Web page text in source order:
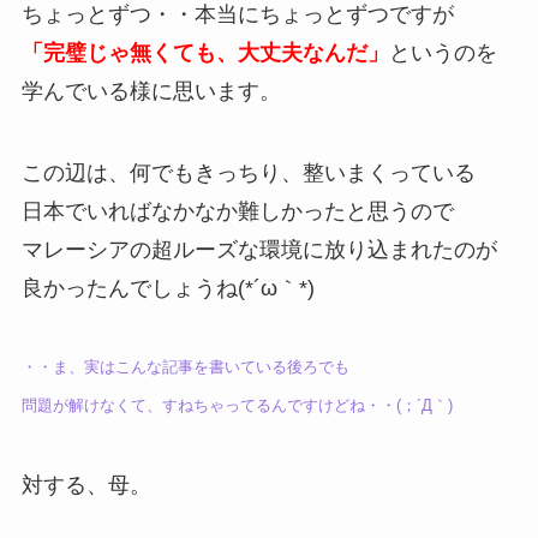
ちょっとずつ・・本当にちょっとずつですが
「完璧じゃ無くても、大丈夫なんだ」
というのを
学んでいる様に思います。
この辺は、何でもきっちり、整いまくっている
日本でいればなかなか難しかったと思うので
マレーシアの超ルーズな環境に放り込まれたのが
良かったんでしょうね(*´ω｀*)
・・ま、実はこんな記事を書いている後ろでも
問題が解けなくて、すねちゃってるんですけどね・・(；´Д｀)
対する、母。